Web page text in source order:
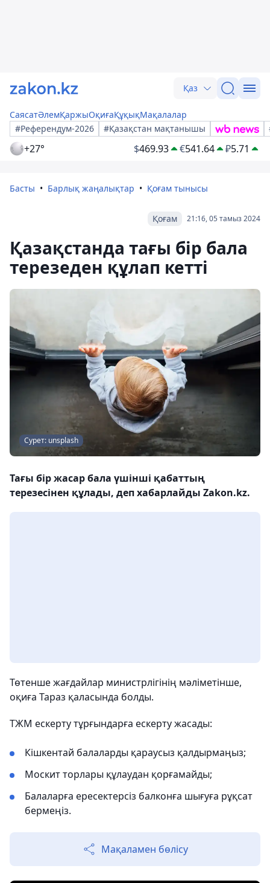
Қаз
СаясатӘлемҚаржыОқиғаҚұқықМақалалар
#Референдум-2026
#Қазақстан мақтанышы
+27° $469.93 €541.64 ₽5.71
Басты Барлық жаңалықтар Қоғам тынысы
21:16, 05 тамыз 2024
Қоғам
Қазақстанда тағы бір бала
терезеден құлап кетті
Сурет: unsplash
Тағы бір жасар бала үшінші қабаттың
терезесінен құлады, деп хабарлайды Zakon.kz.
Төтенше жағдайлар министрлігінің мәліметінше,
оқиға Тараз қаласында болды.
ТЖМ ескерту тұрғындарға ескерту жасады:
Кішкентай балаларды қараусыз қалдырмаңыз;
Москит торлары құлаудан қорғамайды;
Балаларға ересектерсіз балконға шығуға рұқсат
бермеңіз.
Мақаламен бөлісу